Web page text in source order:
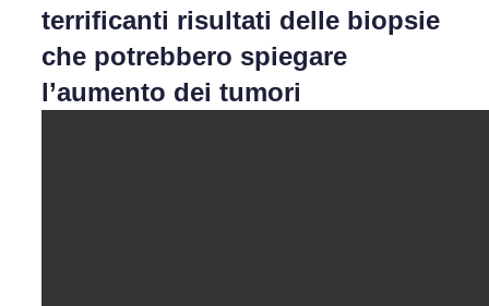
terrificanti risultati delle biopsie
che potrebbero spiegare
l’aumento dei tumori